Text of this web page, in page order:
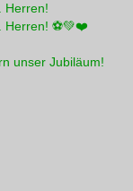
Herren!
Herren! ⚽💚❤️
unser Jubiläum!